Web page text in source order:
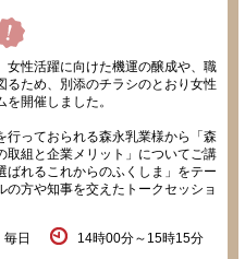
性活躍に向けた機運の醸成や、職
るため、別添のチラシのとおり女性
開催しました。
っておられる森永乳業様から「森
取組と企業メリット」についてご講
れるこれからのふくしま」をテー
方や知事を交えたトークセッショ
日 14時00分～15時15分